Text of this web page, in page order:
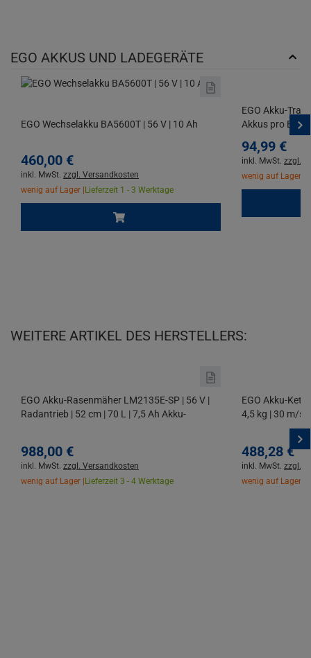
EGO AKKUS UND LADEGERÄTE
EGO Wechselakku BA5600T | 56 V | 10 Ah
460,00 €
inkl. MwSt. zzgl. Versandkosten
wenig auf Lager | Lieferzeit 1 - 3 Werktage
EGO Akku-
Akkus pro Box
94,99 €
inkl. MwSt. zzgl.
wenig auf Lager |
WEITERE ARTIKEL DES HERSTELLERS:
EGO Akku-Rasenmäher LM2135E-SP | 56 V |
Radantrieb | 52 cm | 70 L | 7,5 Ah Akku-
988,00 €
inkl. MwSt. zzgl. Versandkosten
wenig auf Lager | Lieferzeit 3 - 4 Werktage
EGO Akku-
4,5 kg | 30 m/s
488,28 €
inkl. MwSt. zzgl.
wenig auf Lager |